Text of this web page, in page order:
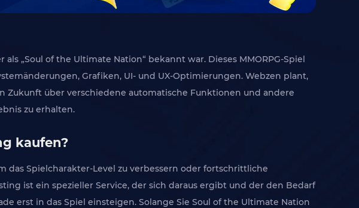
„Soul of the Ultimate Nation“ bekannt war. Dieses MMORPG-Spiel
Grafiken, UI- und UX-Optimierungen. Webzen plant,
Zukunft über verschiedene automatische Funktionen und andere
zu erhalten.
kaufen?
das Spielcharakter-Level zu verbessern oder fortschrittliche
ist ein spezieller Service, der sich daraus ergibt und der den Bedarf
erst in das Spiel einsteigen. Solange Sie Soul of the Ultimate Nation